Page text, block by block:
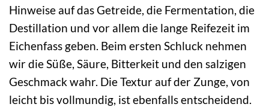
Hinweise auf das Getreide, die Fermentation, die
Destillation und vor allem die lange Reifezeit im
Eichenfass geben. Beim ersten Schluck nehmen
wir die Süße, Säure, Bitterkeit und den salzigen
Geschmack wahr. Die Textur auf der Zunge, von
leicht bis vollmundig, ist ebenfalls entscheidend.